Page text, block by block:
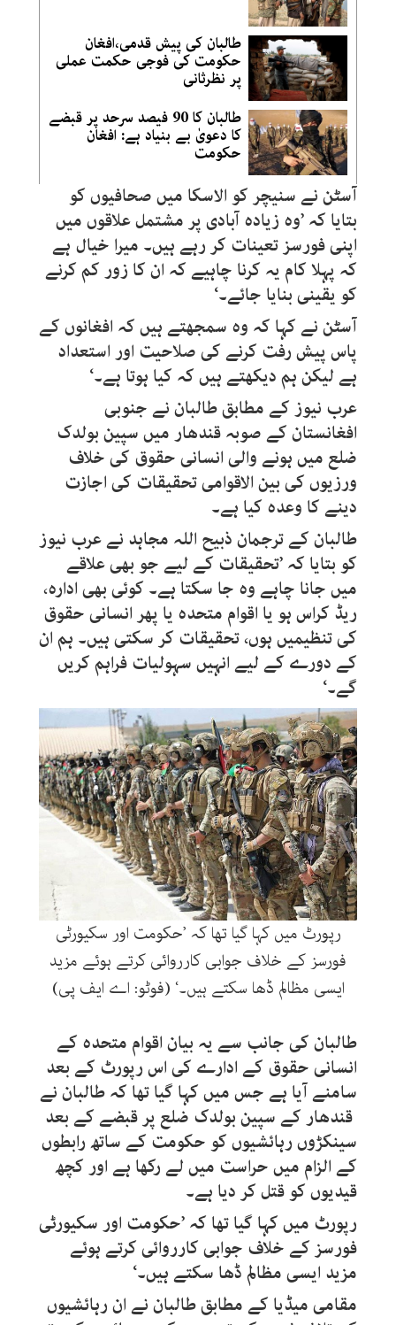
طالبان کی پیش قدمی،افغان
حکومت کی فوجی حکمت عملی
پر نظرثانی
طالبان کا 90 فیصد سرحد پر قبضے
کا دعویٰ بے بنیاد ہے: افغان
حکومت
آسٹن نے سنیچر کو الاسکا میں صحافیوں کو
بتایا کہ ’وہ زیادہ آبادی پر مشتمل علاقوں میں
اپنی فورسز تعینات کر رہے ہیں۔ میرا خیال ہے
کہ پہلا کام یہ کرنا چاہیے کہ ان کا زور کم کرنے
کو یقینی بنایا جائے۔‘
آسٹن نے کہا کہ وہ سمجھتے ہیں کہ افغانوں کے
پاس پیش رفت کرنے کی صلاحیت اور استعداد
ہے لیکن ہم دیکھتے ہیں کہ کیا ہوتا ہے۔‘
عرب نیوز کے مطابق طالبان نے جنوبی
افغانستان کے صوبہ قندھار میں سپین بولدک
ضلع میں ہونے والی انسانی حقوق کی خلاف
ورزیوں کی بین الاقوامی تحقیقات کی اجازت
دینے کا وعدہ کیا ہے۔
طالبان کے ترجمان ذبیح اللہ مجاہد نے عرب نیوز
کو بتایا کہ ’تحقیقات کے لیے جو بھی علاقے
میں جانا چاہے وہ جا سکتا ہے۔ کوئی بھی ادارہ،
ریڈ کراس ہو یا اقوام متحدہ یا پھر انسانی حقوق
کی تنظیمیں ہوں، تحقیقات کر سکتی ہیں۔ ہم ان
کے دورے کے لیے انہیں سہولیات فراہم کریں
گے۔‘
رپورٹ میں کہا گیا تھا کہ ’حکومت اور سکیورٹی
فورسز کے خلاف جوابی کارروائی کرتے ہوئے مزید
ایسی مظالم ڈھا سکتے ہیں۔‘ (فوٹو: اے ایف پی)
طالبان کی جانب سے یہ بیان اقوام متحدہ کے
انسانی حقوق کے ادارے کی اس رپورٹ کے بعد
سامنے آیا ہے جس میں کہا گیا تھا کہ طالبان نے
قندھار کے سپین بولدک ضلع پر قبضے کے بعد
سینکڑوں رہائشیوں کو حکومت کے ساتھ رابطوں
کے الزام میں حراست میں لے رکھا ہے اور کچھ
قیدیوں کو قتل کر دیا ہے۔
رپورٹ میں کہا گیا تھا کہ ’حکومت اور سکیورٹی
فورسز کے خلاف جوابی کارروائی کرتے ہوئے
مزید ایسی مظالم ڈھا سکتے ہیں۔‘
مقامی میڈیا کے مطابق طالبان نے ان رہائشیوں